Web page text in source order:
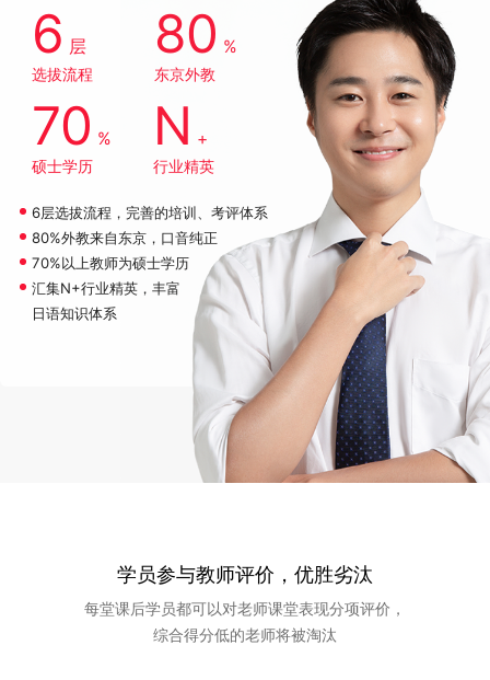
6 层
选拔流程
80 %
东京外教
70 %
硕士学历
N +
行业精英
6层选拔流程，完善的培训、考评体系
80%外教来自东京，口音纯正
70%以上教师为硕士学历
汇集N+行业精英，丰富
日语知识体系
学员参与教师评价，优胜劣汰
每堂课后学员都可以对老师课堂表现分项评价，
综合得分低的老师将被淘汰